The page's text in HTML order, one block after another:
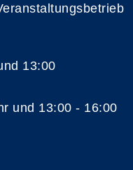
13:00
und 13:00 - 16:00